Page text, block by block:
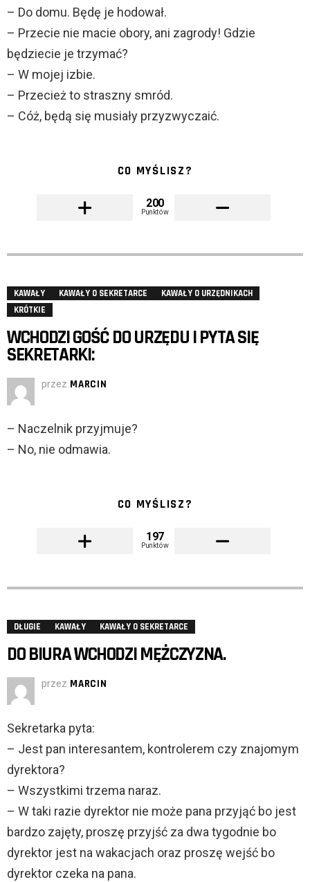
– Do domu. Będę je hodował.
– Przecie nie macie obory, ani zagrody! Gdzie
będziecie je trzymać?
– W mojej izbie.
– Przecież to straszny smród.
– Cóż, będą się musiały przyzwyczaić.
CO MYŚLISZ?
200
Punktów
KAWAŁY KAWAŁY O SEKRETARCE
KAWAŁY O URZĘDNIKACH
KRÓTKIE
WCHODZI GOŚĆ DO URZĘDU I PYTA SIĘ
SEKRETARKI:
przez MARCIN
– Naczelnik przyjmuje?
– No, nie odmawia.
CO MYŚLISZ?
197
Punktów
DŁUGIE KAWAŁY KAWAŁY O SEKRETARCE
DO BIURA WCHODZI MĘŻCZYZNA.
przez MARCIN
Sekretarka pyta:
– Jest pan interesantem, kontrolerem czy znajomym
dyrektora?
– Wszystkimi trzema naraz.
– W taki razie dyrektor nie może pana przyjąć bo jest
bardzo zajęty, proszę przyjść za dwa tygodnie bo
dyrektor jest na wakacjach oraz proszę wejść bo
dyrektor czeka na pana.